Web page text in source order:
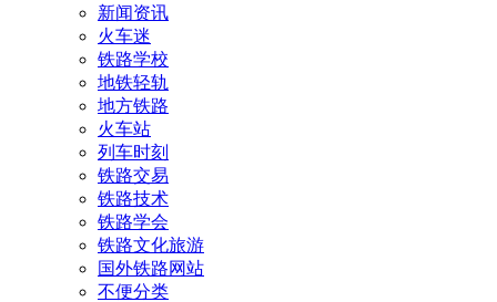
新闻资讯
火车迷
铁路学校
地铁轻轨
地方铁路
火车站
列车时刻
铁路交易
铁路技术
铁路学会
铁路文化旅游
国外铁路网站
不便分类